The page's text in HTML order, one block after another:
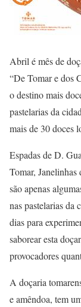
Abril é mês de
“De Tomar e dos
o destino mais
pastelarias da
mais de 30 doces
Espadas de D.
Tomar,
são apenas
nas pastelarias da
dias para
saborear esta
provocadores
A doçaria
e amêndoa, tem